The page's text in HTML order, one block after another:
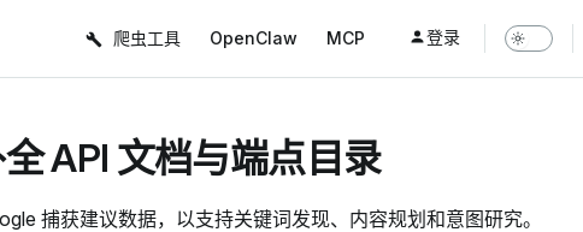
爬虫工具 OpenClaw MCP 登录
API 文档与端点目录
捕获建议数据，以支持关键词发现、内容规划和意图研究。